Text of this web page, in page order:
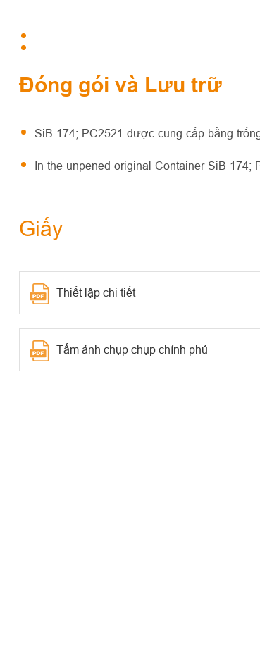
Đóng gói và Lưu trữ
SiB 174; PC2521 được cung cấp bằng
In the unpened original Container SiB 174;
Giấy
Thiết lập chi tiết
Tấm ảnh chụp chụp chính phủ